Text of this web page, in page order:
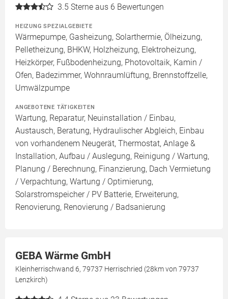
3.5 Sterne aus 6 Bewertungen
HEIZUNG SPEZIALGEBIETE
Wärmepumpe, Gasheizung, Solarthermie, Ölheizung,
Pelletheizung, BHKW, Holzheizung, Elektroheizung,
Heizkörper, Fußbodenheizung, Photovoltaik, Kamin /
Ofen, Badezimmer, Wohnraumlüftung, Brennstoffzelle,
Umwälzpumpe
ANGEBOTENE TÄTIGKEITEN
Wartung, Reparatur, Neuinstallation / Einbau,
Austausch, Beratung, Hydraulischer Abgleich, Einbau
von vorhandenem Neugerät, Thermostat, Anlage &
Installation, Aufbau / Auslegung, Reinigung / Wartung,
Planung / Berechnung, Finanzierung, Dach Vermietung
/ Verpachtung, Wartung / Optimierung,
Solarstromspeicher / PV Batterie, Erweiterung,
Renovierung, Renovierung / Badsanierung
GEBA Wärme GmbH
Kleinherrischwand 6, 79737 Herrischried (28km von 79737
Lenzkirch)